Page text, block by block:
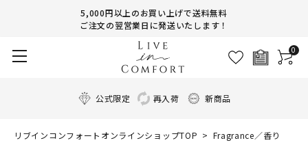
5,000円以上のお買い上げで送料無料
ご注文の翌営業日に発送いたします！
0
公式限定 再入荷 新商品
リブインコンフォートオンラインショップTOP
Fragrance／香り